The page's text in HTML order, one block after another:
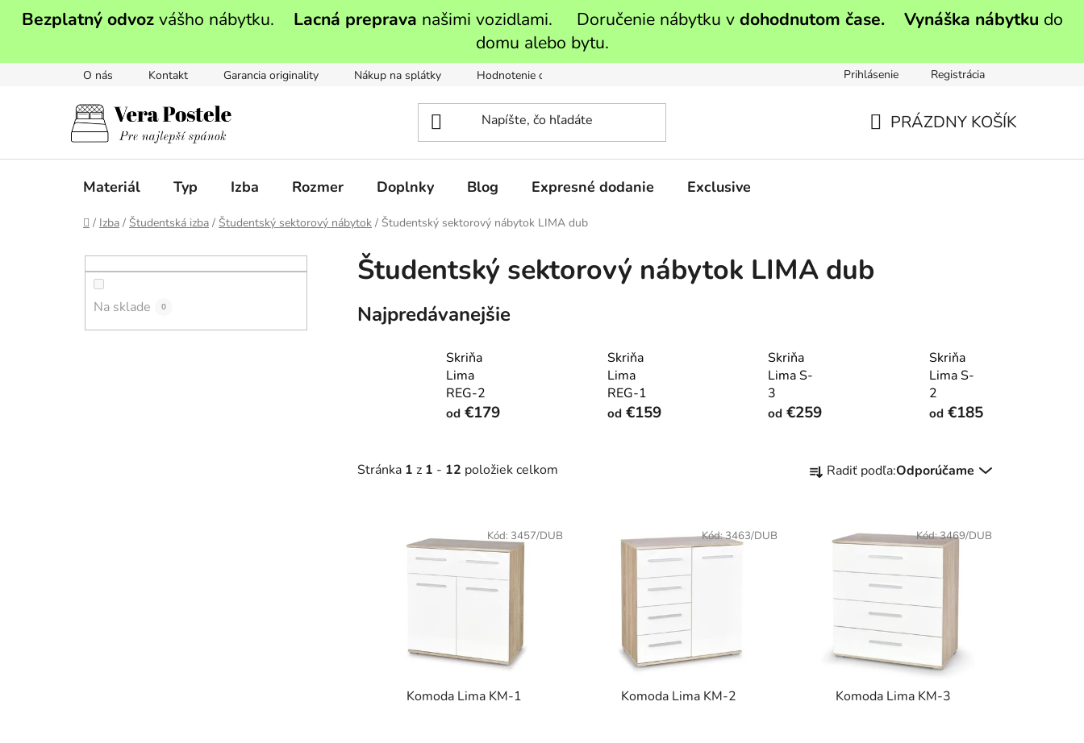
Bezplatný odvozvášho nábytku. Lacná preprava našimi vozidlami. Doručenie nábytku v dohodnutom čase. Vynáška nábytku do
domu alebo bytu.
O nás Kontakt Garancia originality Nákup na splátky Hodnotenie obchodu Prihlásenie Registrácia
PRÁZDNY KOŠÍK
Materiál Typ Izba Rozmer Doplnky Blog Expresné dodanie Exclusive
Domov
/ Izba / Študentská izba / Študentský sektorový nábytok / Študentský sektorový nábytok LIMA dub
Na sklade 0
Študentský sektorový nábytok LIMA dub
Najpredávanejšie
Skriňa
Lima
REG-2
od €179
Skriňa
Lima
REG-1
od€159
Skriňa
Lima S-
3
od €259
Skriňa
Lima S-
2
od€185
Stránka 1 z 1 - 12 položiek celkom
a Radiť podľa:Odporúčame
Komoda Lima KM-1
Kód: 3457/DUB
Komoda Lima KM-2
Kód:3463/DUB
Komoda Lima KM-3
Kód:3469/DUB